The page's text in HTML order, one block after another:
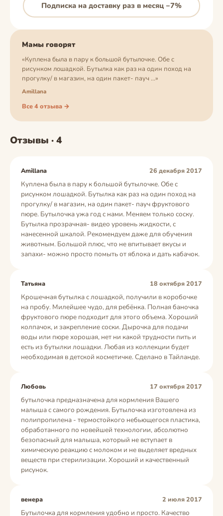
Подписка на доставку раз в месяц −7%
Мамы говорят
«Куплена была в пару к большой бутылочке. Обе с
рисунком лошадкой. Бутылка как раз на один поход на
прогулку/ в магазин, на один пакет- пауч …»
Amillana
Все 4 отзыва →
Отзывы · 4
Amillana 26 декабря 2017
Куплена была в пару к большой бутылочке. Обе с
рисунком лошадкой. Бутылка как раз на один поход на
прогулку/ в магазин, на один пакет- пауч фруктового
пюре. Бутылочка ужа год с нами. Меняем только соску.
Бутылка прозрачная- видео уровень жидкости, с
нанесенной шкалой. Рекомендуем даже для обучения
животным. Большой плюс, что не впитывает вкусы и
запахи- можно просто помыть от яблока и дать кабачок.
Татьяна 18 октября 2017
Крошечная бутылка с лошадкой, получили в коробочке
на пробу. Милейшее чудо, для ребёнка. Полная баночка
фруктового пюре подходит для этого объема. Хороший
колпачок, и закрепление соски. Дырочка для подачи
воды или пюре хорошая, нет ни какой трудности пить и
есть из бутылки лошадки. Любая из коллекции будет
необходимая в детской косметичке. Сделано в Тайланде.
Любовь 17 октября 2017
бутылочка предназначена для кормления Вашего
малыша с самого рождения. Бутылочка изготовлена из
полипропилена - термостойкого небьющегося пластика,
обработанного по новейшей технологии, абсолютно
безопасный для малыша, который не вступает в
химическую реакцию с молоком и не выделяет вредных
веществ при стерилизации. Хороший и качественный
рисунок.
венера 2 июля 2017
Бутылочка для кормления удобно и просто. Качество